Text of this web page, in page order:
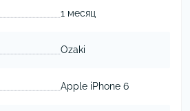
1 месяц
Ozaki
Apple iPhone 6